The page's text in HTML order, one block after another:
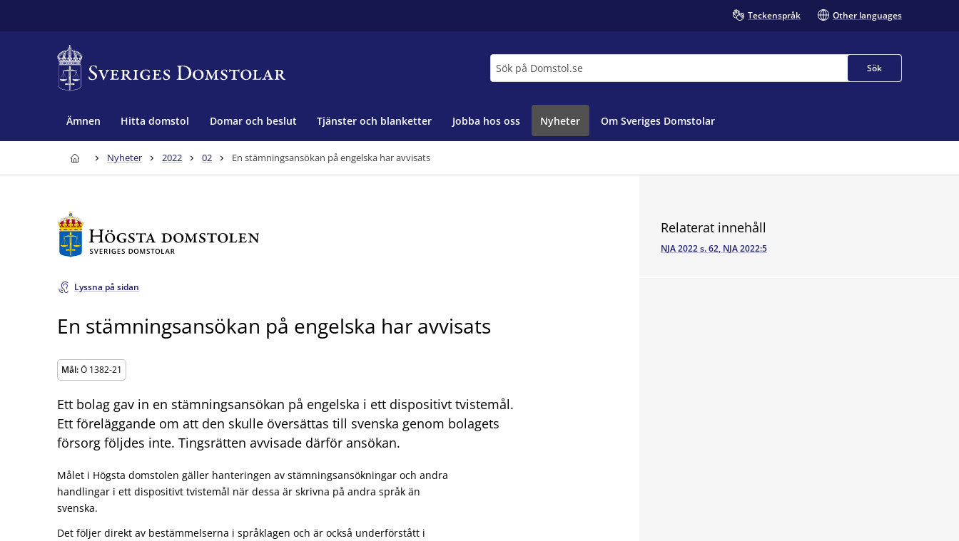
Teckenspråk Other languages
Sök
Ämnen Hitta domstol Domar och beslut Tjänster och blanketter Jobba hos oss Nyheter Om Sveriges Domstolar
Nyheter 2022 02 En stämningsansökan på engelska har avvisats
Lyssna på sidan
En stämningsansökan på engelska har avvisats
Mål:Ö 1382-21
Ett bolag gav in en stämningsansökan på engelska i ett dispositivt tvistemål.
Ett föreläggande om att den skulle översättas till svenska genom bolagets
försorg följdes inte. Tingsrätten avvisade därför ansökan.
Målet i Högsta domstolen gäller hanteringen av stämningsansökningar och andra
handlingar i ett dispositivt tvistemål när dessa är skrivna på andra språk än
svenska.
Det följer direkt av bestämmelserna i språklagen och är också underförstått i
Relaterat innehåll
NJA 2022 s. 62, NJA 2022:5